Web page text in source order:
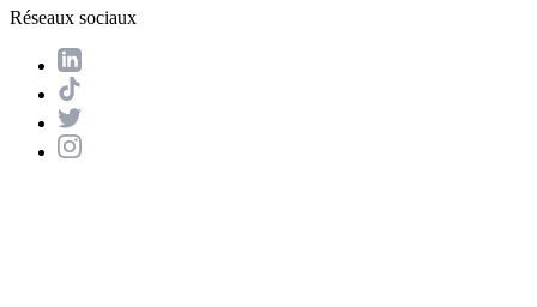
Réseaux sociaux